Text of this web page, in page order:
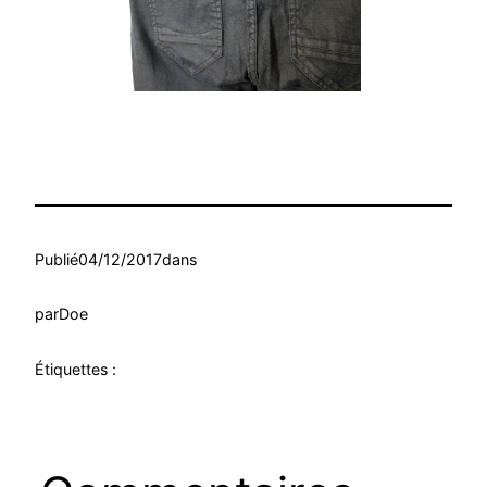
Publié04/12/2017dans
parDoe
Étiquettes :